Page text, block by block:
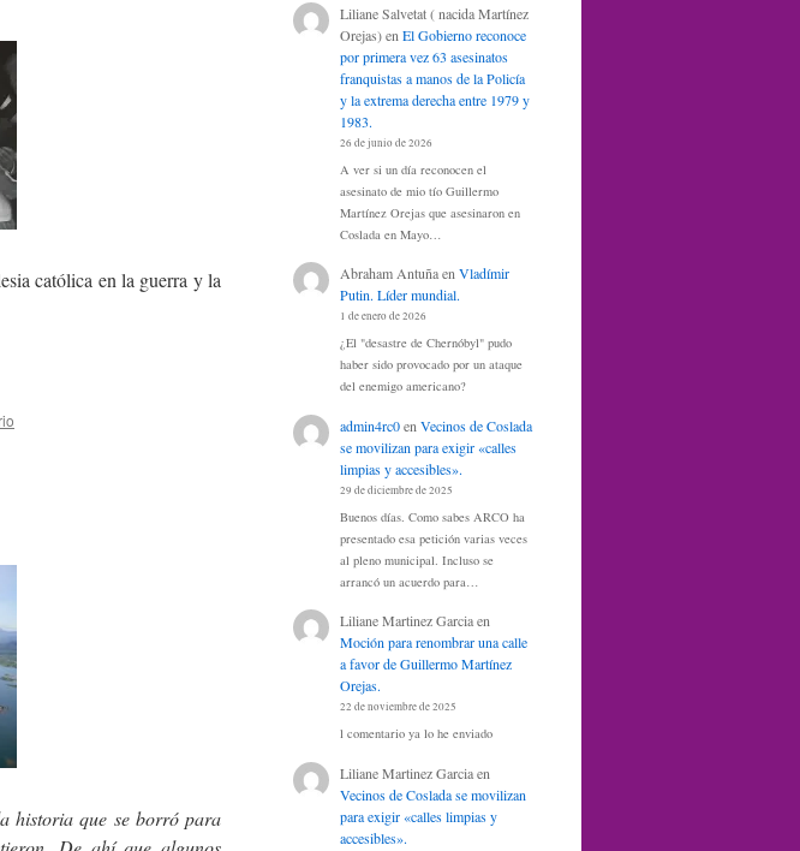
católica en la guerra y la
historia que se borró para
Liliane Salvetat ( nacida Martínez
Orejas)en El Gobierno reconoce
por primera vez 63 asesinatos
franquistas a manos de la Policía
y la extrema derecha entre 1979 y
1983.
26 de junio de 2026
A ver si un día reconocen el
asesinato de mio tío Guillermo
Martínez Orejas que asesinaron en
Coslada en Mayo…
Abraham AntuñaenVladímir
Putin. Líder mundial.
1 de enero de 2026
¿El "desastre de Chernóbyl" pudo
haber sido provocado por un ataque
del enemigo americano?
admin4rc0en Vecinos de Coslada
se movilizan para exigir «calles
limpias y accesibles».
29 de diciembre de 2025
Buenos días. Como sabes ARCO ha
presentado esa petición varias veces
al pleno municipal. Incluso se
arrancó un acuerdo para…
Liliane Martinez Garciaen
Moción para renombrar una calle
a favor de Guillermo Martínez
Orejas.
22 de noviembre de 2025
l comentario ya lo he enviado
Liliane Martinez Garciaen
Vecinos de Coslada se movilizan
para exigir «calles limpias y
accesibles».